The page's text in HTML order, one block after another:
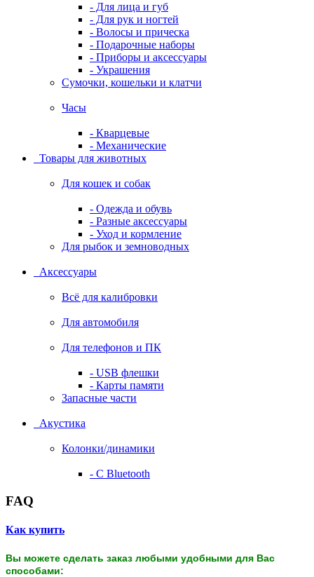
- Для лица и губ
- Для рук и ногтей
- Волосы и прическа
- Подарочные наборы
- Приборы и аксессуары
- Украшения
Сумочки, кошельки и клатчи
Часы
- Кварцевые
- Механические
Товары для животных
Для кошек и собак
- Одежда и обувь
- Разные аксессуары
- Уход и кормление
Для рыбок и земноводных
Аксессуары
Всё для калибровки
Для автомобиля
Для телефонов и ПК
- USB флешки
- Карты памяти
Запасные части
Акустика
Колонки/динамики
- С Bluetooth
FAQ
Как купить
Вы можете сделать заказ любыми удобными для Вас
способами: